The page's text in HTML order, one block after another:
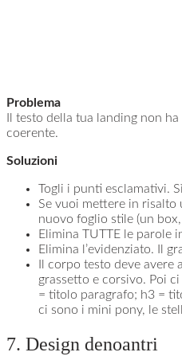
Problema
Il testo della tua landing non
coerente.
Soluzioni
Togli i punti esclamativi.
Se vuoi mettere in risalto
nuovo foglio stile (un
Elimina TUTTE le parole
Elimina l’evidenziato. Il
Il corpo testo deve avere
grassetto e corsivo. Poi
= titolo paragrafo; h3 =
ci sono i mini pony, le
7. Design denoantri